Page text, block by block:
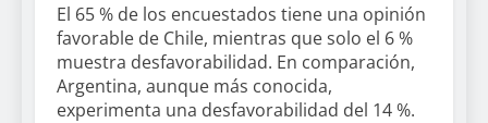
El 65 % de los encuestados tiene una opinión
favorable de Chile, mientras que solo el 6 %
muestra desfavorabilidad. En comparación,
Argentina, aunque más conocida,
experimenta una desfavorabilidad del 14 %.